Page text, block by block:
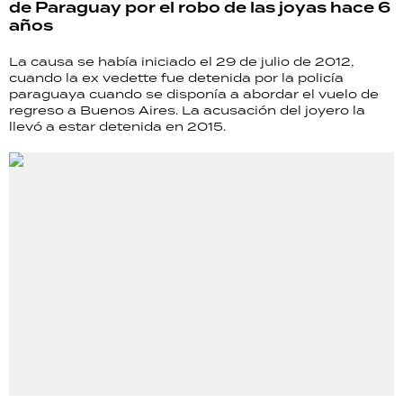
de Paraguay por el robo de las joyas hace 6
años
La causa se había iniciado el 29 de julio de 2012,
cuando la ex vedette fue detenida por la policía
paraguaya cuando se disponía a abordar el vuelo de
regreso a Buenos Aires. La acusación del joyero la
llevó a estar detenida en 2015.